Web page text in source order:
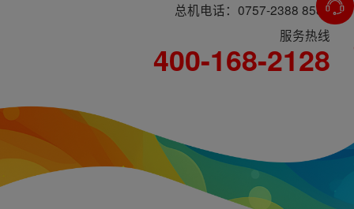
总机电话：0757-2388 8588
服务热线
400-168-2128